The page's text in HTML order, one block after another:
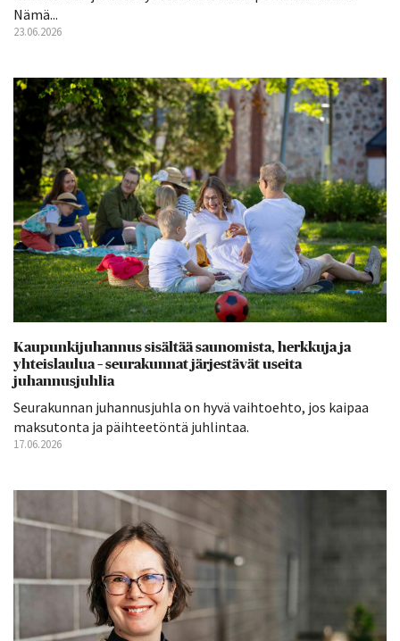
Nämä...
23.06.2026
Kaupunkijuhannus sisältää saunomista, herkkuja ja
yhteislaulua – seurakunnat järjestävät useita
juhannusjuhlia
Seurakunnan juhannusjuhla on hyvä vaihtoehto, jos kaipaa
maksutonta ja päihteetöntä juhlintaa.
17.06.2026